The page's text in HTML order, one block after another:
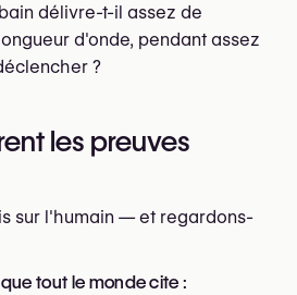
délivre-t-il assez de
d'onde, pendant assez
?
les preuves
sur l'humain — et regardons-
tout le monde cite :